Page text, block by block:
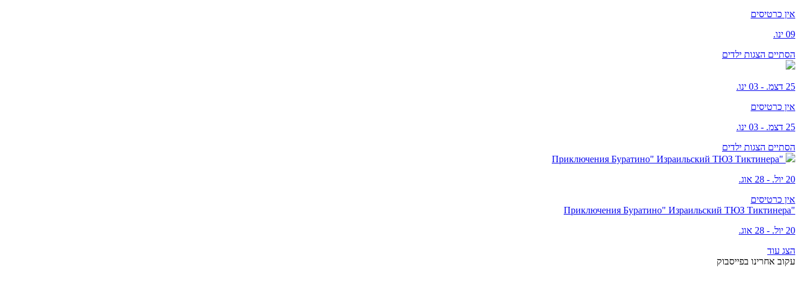
אין כרטיסים
09 ינו.
הסתיים הצגות ילדים
25 דצמ. - 03 ינו.
אין כרטיסים
25 דצמ. - 03 ינו.
הסתיים הצגות ילדים
"Приключения Буратино" Израильский ТЮЗ Тиктинера
20 יול. - 28 אוג.
אין כרטיסים
"Приключения Буратино" Израильский ТЮЗ Тиктинера
20 יול. - 28 אוג.
הצג עוד
עקוב אחרינו בפייסבוק